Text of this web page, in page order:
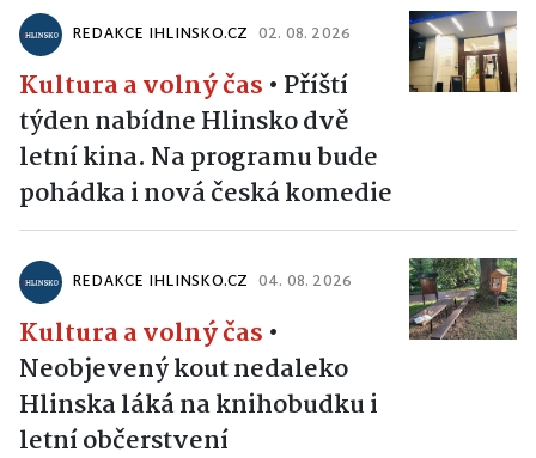
REDAKCE IHLINSKO.CZ 02. 08. 2026
Kultura a volný čas • Příští
týden nabídne Hlinsko dvě
letní kina. Na programu bude
pohádka i nová česká komedie
REDAKCE IHLINSKO.CZ 04. 08. 2026
Kultura a volný čas •
Neobjevený kout nedaleko
Hlinska láká na knihobudku i
letní občerstvení